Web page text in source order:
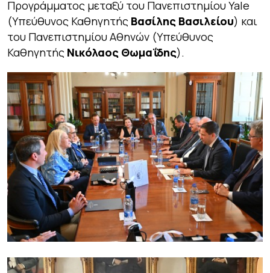
Προγράμματος μεταξύ του Πανεπιστημίου Yale
(Υπεύθυνος Καθηγητής Βασίλης Βασιλείου) και
του Πανεπιστημίου Αθηνών (Υπεύθυνος
Καθηγητής Νικόλαος Θωμαΐδης).